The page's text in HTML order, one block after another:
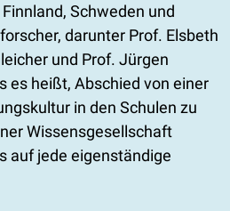
Schweden und
darunter Prof. Elsbeth
und Prof. Jürgen
es heißt, Abschied von einer
in den Schulen zu
Wissensgesellschaft
auf jede eigenständige